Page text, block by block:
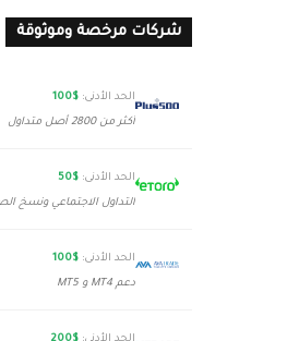
شركات مرخصة وموثوقة
الحد الأدنى: $100
أكثر من 2800 أصل متداول
الحد الأدنى: $50
الحد الأدنى: $100
دعم MT4 و MT5